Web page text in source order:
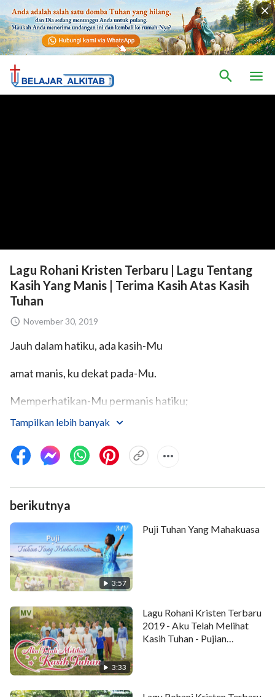
Lagu Rohani Kristen Terbaru | Lagu Tentang
Kasih Yang Manis | Terima Kasih Atas Kasih
Tuhan
November 30, 2019
Jauh dalam hatiku, ada kasih-Mu
amat manis, ku dekat pada-Mu.
Memperhatikan-Mu permanis hatiku;
melayani-Mu s'genap pikiranku.
Menuntun hatiku, itulah firman-Mu.
Ku 'kan bertindak sesuai kehendak-Mu,
puaskan Kau senang hatiku.
Puaskan Kau senang hatiku.
Kini ku di dunia berbeda, hanya Kau-lah yang
bersamaku.
Kita saling mengasihi; tak diganggu kesedihan.
Tak diganggu kesedihan. Kenangan buruk berlalu.
Tampilkan lebih banyak
berikutnya
3:57
Puji Tuhan Yang Mahakuasa
3:33
Lagu Rohani Kristen Terbaru
2019 - Aku Telah Melihat
Kasih Tuhan - Pujian